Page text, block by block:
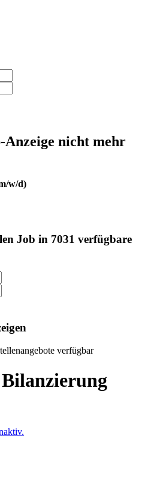
Anzeige nicht mehr
w/d)
Job in 7031 verfügbare
verfügbar